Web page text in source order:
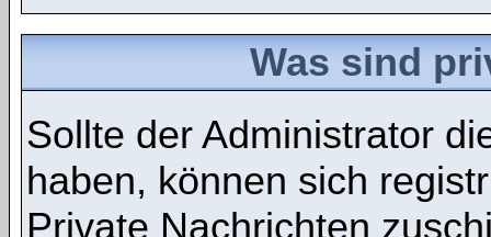
Was sind
Sollte der Administrator
haben, können sich
Private Nachrichten